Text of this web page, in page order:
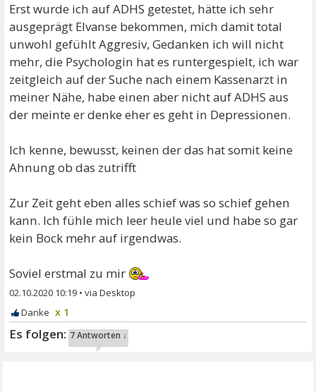
Erst wurde ich auf ADHS getestet, hätte ich sehr
ausgeprägt Elvanse bekommen, mich damit total
unwohl gefühlt Aggresiv, Gedanken ich will nicht
mehr, die Psychologin hat es runtergespielt, ich war
zeitgleich auf der Suche nach einem Kassenarzt in
meiner Nähe, habe einen aber nicht auf ADHS aus
der meinte er denke eher es geht in Depressionen.
Ich kenne, bewusst, keinen der das hat somit keine
Ahnung ob das zutrifft
Zur Zeit geht eben alles schief was so schief gehen
kann. Ich fühle mich leer heule viel und habe so gar
kein Bock mehr auf irgendwas.
Soviel erstmal zu mir
02.10.2020 10:19 •
x 1
7 Antworten ↓